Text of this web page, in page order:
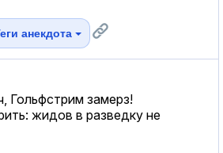
анекдота
Гольфстрим замерз!
жидов в разведку не